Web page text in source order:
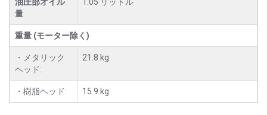
油圧部オイル
量
1.05 リットル
重量 (モーター除く)
・メタリック
ヘッド:
21.8 kg
・樹脂ヘッド: 15.9 kg